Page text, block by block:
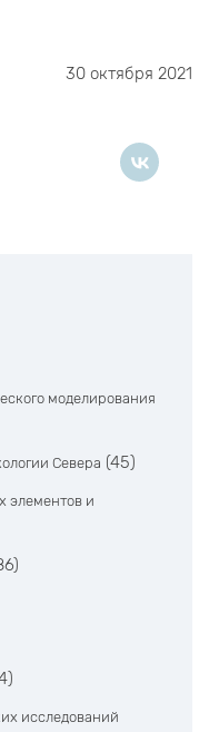
30 октября 2021
моделирования
Севера (45)
элементов и
исследований